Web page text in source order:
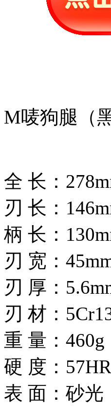
M唛狗腿（
全 长：
刃 长：
柄 长：
刃 宽：
刃 厚：
刃 材：
重 量：460g
硬 度：
表 面：砂光